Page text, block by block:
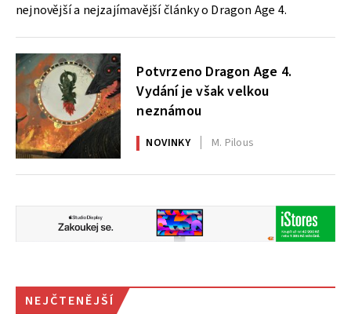
nejnovější a nejzajímavější články o Dragon Age 4.
Potvrzeno Dragon Age 4.
Vydání je však velkou
neznámou
NOVINKY M. Pilous
NEJČTENĚJŠÍ